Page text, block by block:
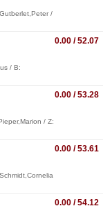
/
0.00 / 52.07
/ B:
0.00 / 53.28
/ Z:
0.00 / 53.61
0.00 / 54.12